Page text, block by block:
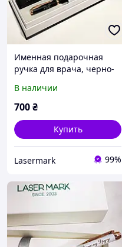
Именная подарочная
ручка для врача, черно-
вашего текста
(подарочная упаковка)
В наличии
700₴
Купить
Lasermark 99%